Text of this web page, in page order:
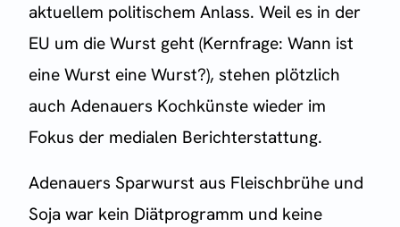
aktuellem politischem Anlass. Weil es in der
EU um die Wurst geht (Kernfrage: Wann ist
eine Wurst eine Wurst?), stehen plötzlich
auch Adenauers Kochkünste wieder im
Fokus der medialen Berichterstattung.
Adenauers Sparwurst aus Fleischbrühe und
Soja war kein Diätprogramm und keine